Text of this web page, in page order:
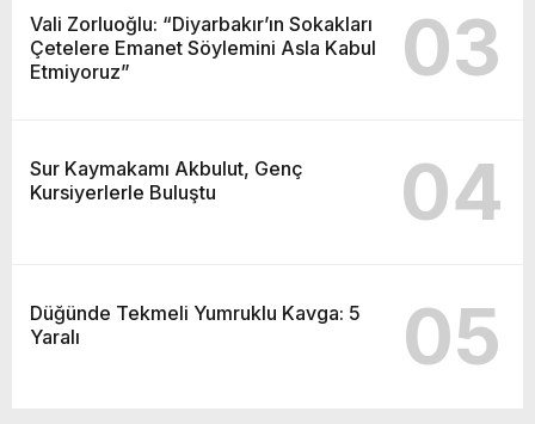
Vali Zorluoğlu: “Diyarbakır’ın Sokakları
Çetelere Emanet Söylemini Asla Kabul
Etmiyoruz”
03
Sur Kaymakamı Akbulut, Genç
Kursiyerlerle Buluştu
04
Düğünde Tekmeli Yumruklu Kavga: 5
Yaralı
05